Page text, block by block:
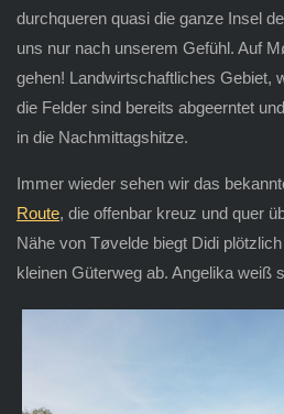
durchqueren quasi die ganze Insel
uns nur nach unserem Gefühl. Auf
gehen! Landwirtschaftliches Gebiet,
die Felder sind bereits abgeerntet
in die Nachmittagshitze.
Immer wieder sehen wir das
Route, die offenbar kreuz und quer
Nähe von Tøvelde biegt Didi
kleinen Güterweg ab. Angelika weiß